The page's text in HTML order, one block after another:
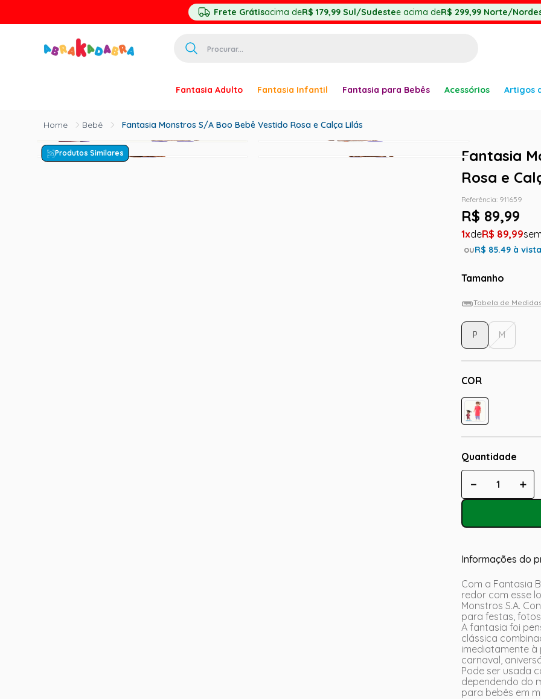
Frete Grátisacima deR$ 179,99 Sul/Sudestee acima deR$ 299,99 Norte/
Fantasia Adulto Fantasia Infantil Fantasia para Bebês Acessórios Artigos
Bebê Fantasia Monstros S/A Boo Bebê Vestido Rosa e Calça Lilás
Produtos Similares
Fantasia
Rosa e
Referência: 911659
R$ 89,99
1 R$ 89,99
ouR$ 85.49 à vista
Tamanho
Tabela de
COR
P M
Quantidade
＋
－
Informações do
Com a Fantasia
redor com esse
Monstros S.A.
para festas,
A fantasia foi
clássica
imediatamente à
carnaval,
Pode ser usada
dependendo do
para bebês em
2º
princesa